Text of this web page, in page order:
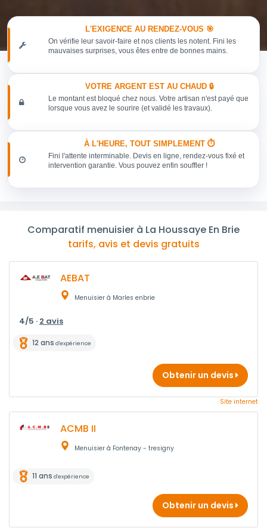
L'EXIGENCE AU RENDEZ-VOUS 🎯
On vérifie leur savoir-faire et nos clients les notent. Fini les
mauvaises surprises, vous êtes entre de bonnes mains.
VOTRE ARGENT EST AU CHAUD 🔒
Le montant est bloqué chez nous. Votre artisan n'est payé que
lorsque vous avez le sourire (et validé les travaux).
À L'HEURE, TOUT SIMPLEMENT ⏱️
Fini l'attente interminable. Devis en ligne, rendez-vous fixé et
intervention garantie. Vous pouvez enfin souffler !
Comparatif menuisier à La Houssaye En Brie
tarifs, avis et devis gratuits
AEBAT
Menuisier à Marles enbrie
4/5 · 2 avis
12 ans d'expérience
Obtenir un devis
Site internet
ACMB II
Menuisier à Fontenay - tresigny
11 ans d'expérience
Obtenir un devis